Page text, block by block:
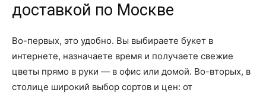
доставкой по Москве
Во-первых, это удобно. Вы выбираете букет в
интернете, назначаете время и получаете свежие
цветы прямо в руки — в офис или домой. Во-вторых, в
столице широкий выбор сортов и цен: от